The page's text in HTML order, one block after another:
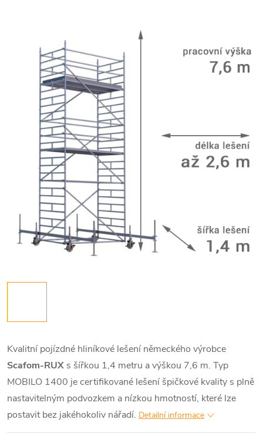
Kvalitní pojízdné hliníkové lešení německého výrobce
Scafom-RUX s šířkou 1,4 metru a výškou 7,6 m. Typ
MOBILO 1400 je certifikované lešení špičkové kvality s plně
nastavitelným podvozkem a nízkou hmotností, které lze
postavit bez jakéhokoliv nářadí. Detailní informace